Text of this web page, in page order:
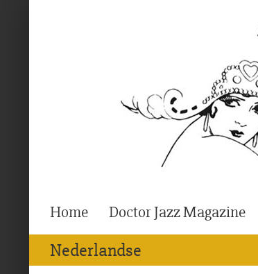
Home Doctor Jazz Magazine
Nederlandse